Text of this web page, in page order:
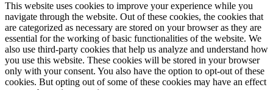
This website uses cookies to improve your experience while you
navigate through the website. Out of these cookies, the cookies that
are categorized as necessary are stored on your browser as they are
essential for the working of basic functionalities of the website. We
also use third-party cookies that help us analyze and understand how
you use this website. These cookies will be stored in your browser
only with your consent. You also have the option to opt-out of these
cookies. But opting out of some of these cookies may have an effect